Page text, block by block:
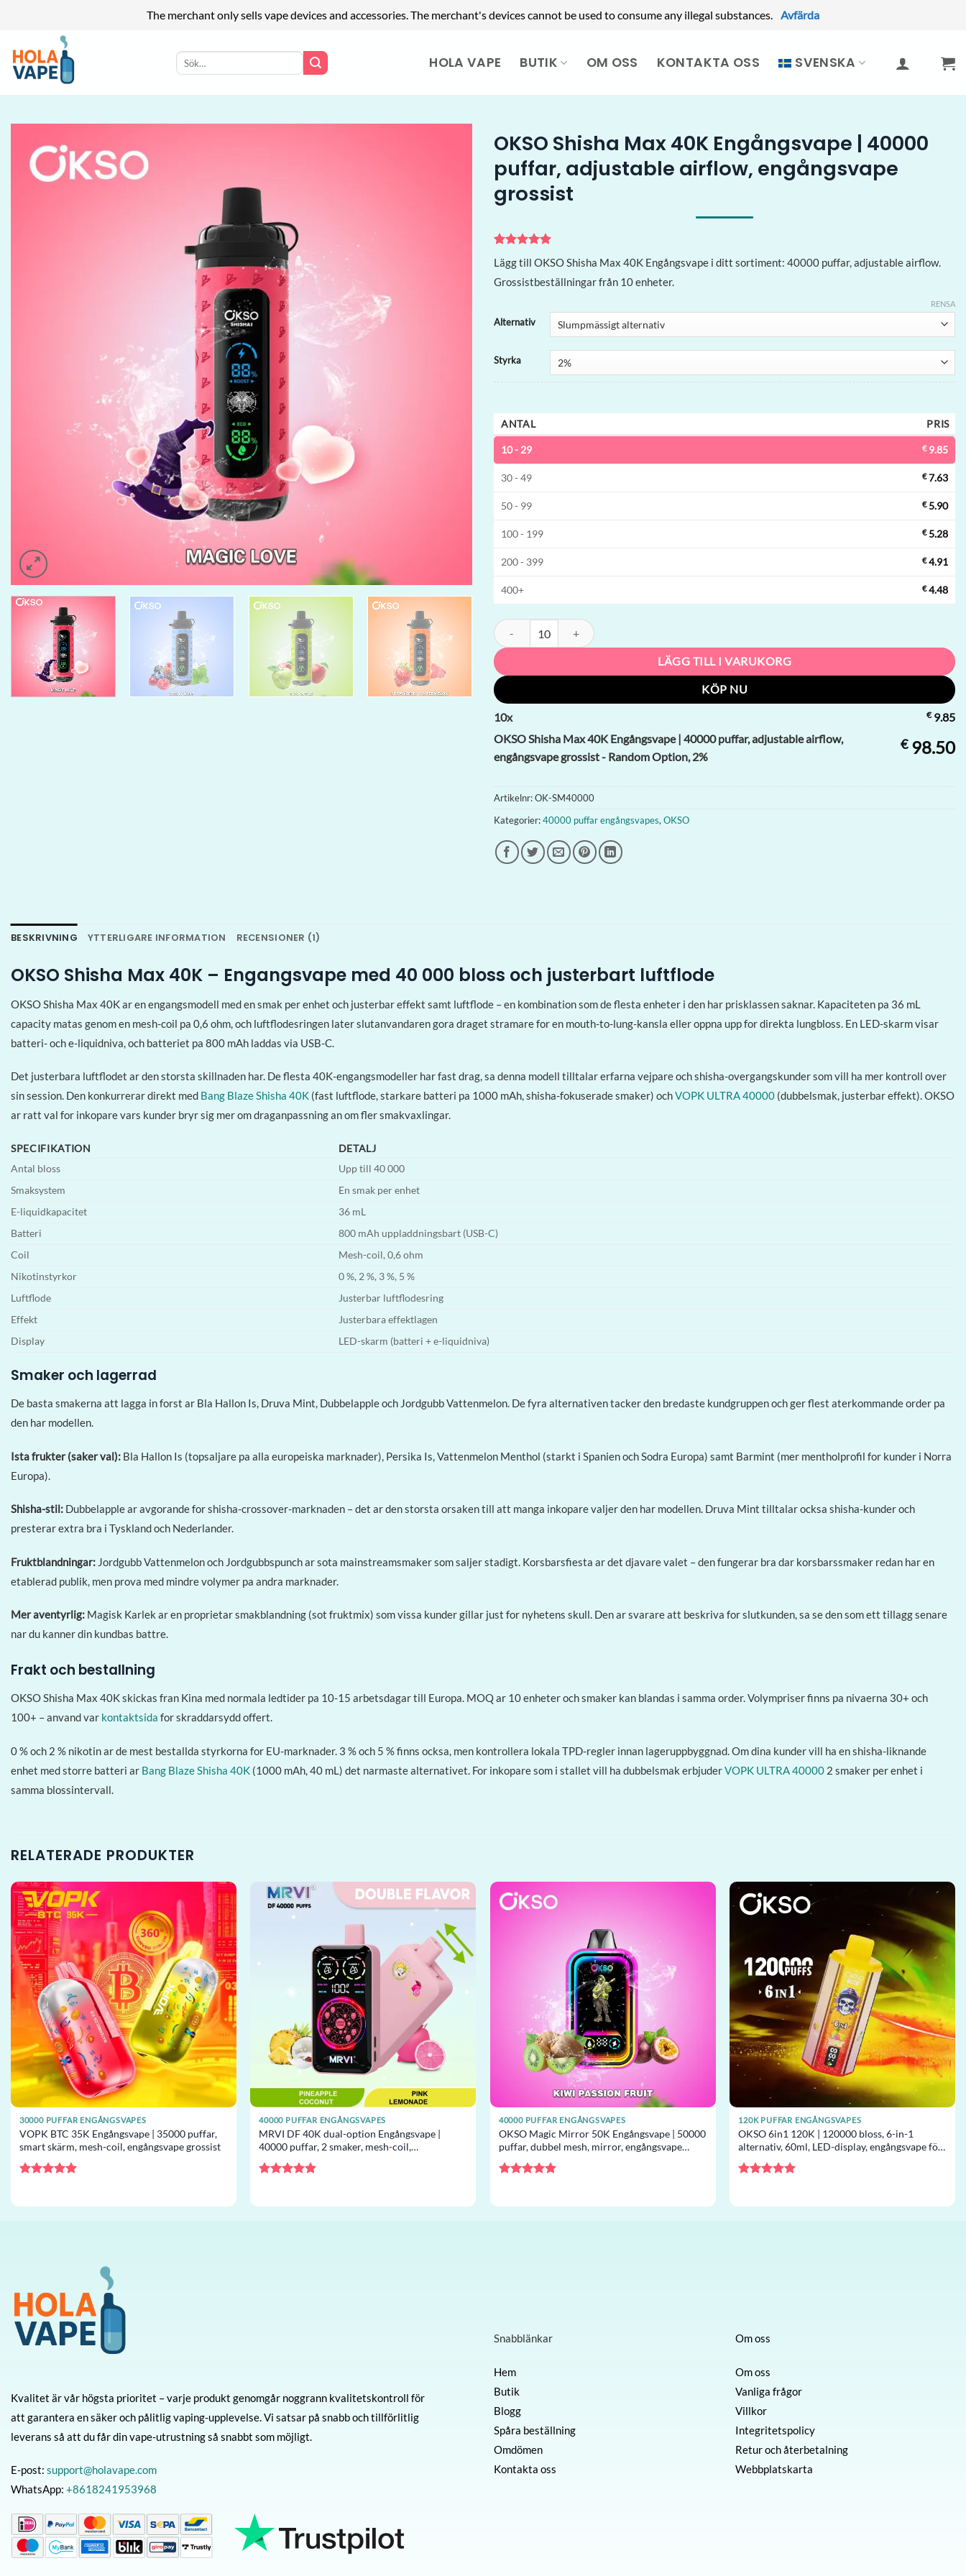
The merchant only sells vape devices and accessories. The merchant's devices cannot be used to consume any illegal substances. Avfärda
content
Sök
efter:
HOLA VAPE BUTIK OM OSS KONTAKTA OSS SVENSKA
OKSO Shisha Max 40K Engångsvape | 40000
puffar, adjustable airflow, engångsvape
grossist
av 5
baserat på
kundrecension
Lägg till OKSO Shisha Max 40K Engångsvape i ditt sortiment: 40000 puffar, adjustable airflow.
Grossistbeställningar från 10 enheter.
Alternativ
Styrka
RENSA
ANTAL PRIS
10 - 29 €9.85
30 - 49 €7.63
50 - 99 €5.90
100 - 199 €5.28
200 - 399 €4.91
400+ €4.48
OKSO Shisha Max 40K Engångsvape | 40000 puffar, adjustable airflow, engångsvape grossist mängd
LÄGG TILL I VARUKORG
KÖP NU
10x €9.85
OKSO Shisha Max 40K Engångsvape | 40000 puffar, adjustable airflow,
engångsvape grossist - Random Option, 2%
€98.50
Artikelnr:OK-SM40000
Kategorier:40000 puffar engångsvapes, OKSO
BESKRIVNING YTTERLIGARE INFORMATION RECENSIONER (1)
OKSO Shisha Max 40K – Engangsvape med 40 000 bloss och justerbart luftflode
OKSO Shisha Max 40K ar en engangsmodell med en smak per enhet och justerbar effekt samt luftflode – en kombination som de flesta enheter i den har prisklassen saknar. Kapaciteten pa 36 mL
capacity matas genom en mesh-coil pa 0,6 ohm, och luftflodesringen later slutanvandaren gora draget stramare for en mouth-to-lung-kansla eller oppna upp for direkta lungbloss. En LED-skarm visar
batteri- och e-liquidniva, och batteriet pa 800 mAh laddas via USB-C.
Det justerbara luftflodet ar den storsta skillnaden har. De flesta 40K-engangsmodeller har fast drag, sa denna modell tilltalar erfarna vejpare och shisha-overgangskunder som vill ha mer kontroll over
sin session. Den konkurrerar direkt med Bang Blaze Shisha 40K (fast luftflode, starkare batteri pa 1000 mAh, shisha-fokuserade smaker) ochVOPK ULTRA 40000 (dubbelsmak, justerbar effekt). OKSO
ar ratt val for inkopare vars kunder bryr sig mer om draganpassning an om fler smakvaxlingar.
SPECIFIKATION
DETALJ
Antal bloss
Upp till 40 000
Smaksystem
En smak per enhet
E-liquidkapacitet
36 mL
Batteri
800 mAh uppladdningsbart (USB-C)
Coil
Mesh-coil, 0,6 ohm
Nikotinstyrkor
0 %, 2 %, 3 %, 5 %
Luftflode
Justerbar luftflodesring
Effekt
Justerbara effektlagen
Display
LED-skarm (batteri + e-liquidniva)
Smaker och lagerrad
De basta smakerna att lagga in forst ar Bla Hallon Is, Druva Mint, Dubbelapple och Jordgubb Vattenmelon. De fyra alternativen tacker den bredaste kundgruppen och ger flest aterkommande order pa
den har modellen.
Ista frukter (saker val): Bla Hallon Is (topsaljare pa alla europeiska marknader), Persika Is, Vattenmelon Menthol (starkt i Spanien och Sodra Europa) samt Barmint (mer mentholprofil for kunder i Norra
Europa).
Shisha-stil: Dubbelapple ar avgorande for shisha-crossover-marknaden – det ar den storsta orsaken till att manga inkopare valjer den har modellen. Druva Mint tilltalar ocksa shisha-kunder och
presterar extra bra i Tyskland och Nederlander.
Fruktblandningar: Jordgubb Vattenmelon och Jordgubbspunch ar sota mainstreamsmaker som saljer stadigt. Korsbarsfiesta ar det djavare valet – den fungerar bra dar korsbarssmaker redan har en
etablerad publik, men prova med mindre volymer pa andra marknader.
Mer aventyrlig: Magisk Karlek ar en proprietar smakblandning (sot fruktmix) som vissa kunder gillar just for nyhetens skull. Den ar svarare att beskriva for slutkunden, sa se den som ett tillagg senare
nar du kanner din kundbas battre.
Frakt och bestallning
OKSO Shisha Max 40K skickas fran Kina med normala ledtider pa 10-15 arbetsdagar till Europa. MOQ ar 10 enheter och smaker kan blandas i samma order. Volympriser finns pa nivaerna 30+ och
100+ – anvand var kontaktsida for skraddarsydd offert.
0 % och 2 % nikotin ar de mest bestallda styrkorna for EU-marknader. 3 % och 5 % finns ocksa, men kontrollera lokala TPD-regler innan lageruppbyggnad. Om dina kunder vill ha en shisha-liknande
enhet med storre batteri ar Bang Blaze Shisha 40K (1000 mAh, 40 mL) det narmaste alternativet. For inkopare som i stallet vill ha dubbelsmak erbjuderVOPK ULTRA 40000 2 smaker per enhet i
samma blossintervall.
RELATERADE PRODUKTER
30000 PUFFAR ENGÅNGSVAPES
VOPK BTC 35K Engångsvape | 35000 puffar,
smart skärm, mesh-coil, engångsvape grossist
40000 PUFFAR ENGÅNGSVAPES
MRVI DF 40K dual-option Engångsvape |
40000 puffar, 2 smaker, mesh-coil,
engångsvape grossist
40000 PUFFAR ENGÅNGSVAPES
OKSO Magic Mirror 50K Engångsvape | 50000
puffar, dubbel mesh, mirror, engångsvape
grossist
120K PUFFAR ENGÅNGSVAPES
OKSO 6in1 120K | 120000 bloss, 6-in-1
alternativ, 60ml, LED-display, engångsvape för
grossist
Kvalitet är vår högsta prioritet – varje produkt genomgår noggrann kvalitetskontroll för
att garantera en säker och pålitlig vaping-upplevelse. Vi satsar på snabb och tillförlitlig
leverans så att du får din vape-utrustning så snabbt som möjligt.
E-post: support@holavape.com
WhatsApp: +8618241953968
Snabblänkar
Hem
Butik
Blogg
Spåra beställning
Omdömen
Kontakta oss
Om oss
Om oss
Vanliga frågor
Villkor
Integritetspolicy
Retur och återbetalning
Webbplatskarta